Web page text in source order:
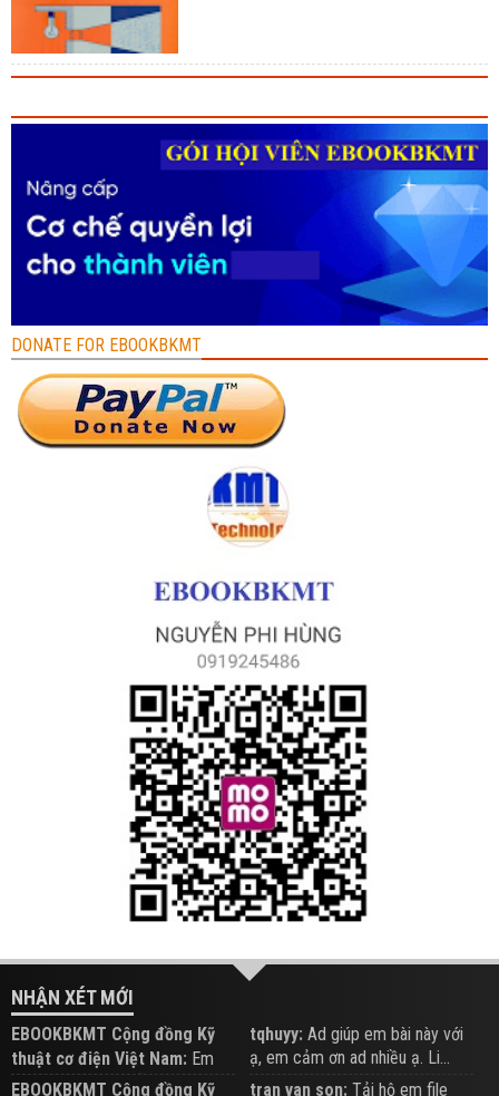
DONATE FOR EBOOKBKMT
NHẬN XÉT MỚI
EBOOKBKMT Cộng đồng Kỹ
thuật cơ điện Việt Nam: Em
đăng trên Group hỗ trợ nhé
tqhuyy: Ad giúp em bài này với
ạ, em cảm ơn ad nhiều ạ. Li...
EBOOKBKMT Cộng đồng Kỹ
tran van son: Tải hộ em file